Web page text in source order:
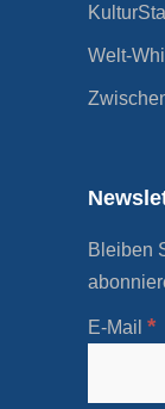
Welt-
Bleiben
E-Mail *